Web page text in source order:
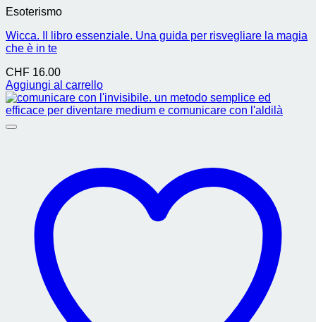
Esoterismo
Wicca. Il libro essenziale. Una guida per risvegliare la magia
che è in te
CHF 16.00
Aggiungi al carrello